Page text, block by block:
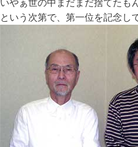
いやぁ世の中まだまだ捨てたも
という次第で、第一位を記念し